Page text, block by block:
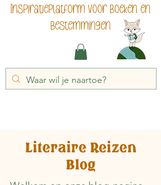
Inspiratieplatform voor boeken en
bestemmingen
Literaire Reizen
Blog